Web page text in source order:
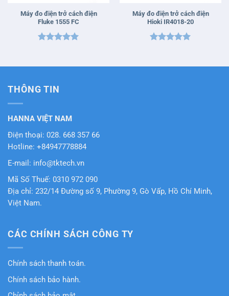
Máy đo điện trở cách điện
Fluke 1555 FC
sao
Máy đo điện trở cách điện
Hioki IR4018-20
sao
THÔNG TIN
HANNA VIỆT NAM
Điện thoại: 028. 668 357 66
Hotline: +84947778884
E-mail: info@tktech.vn
Mã Số Thuế: 0310 972 090
Địa chỉ: 232/14 Đường số 9, Phường 9, Gò Vấp, Hồ Chí Minh,
Việt Nam.
CÁC CHÍNH SÁCH CÔNG TY
Chính sách thanh toán.
Chính sách bảo hành.